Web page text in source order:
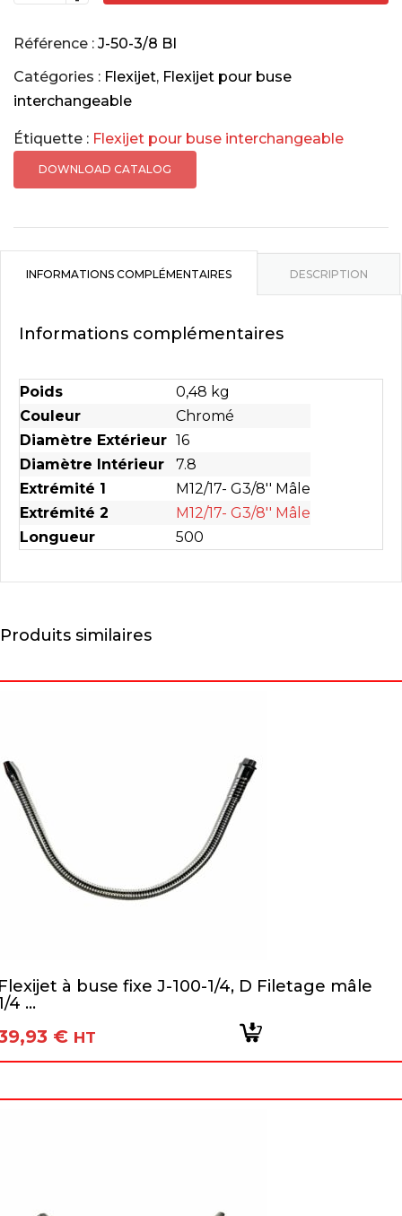
Flexijet
pour
buse
J-
3/8
Chromé,
500
mm
Référence : J-50-3/8 BI
Catégories : Flexijet, Flexijet pour buse
interchangeable
Étiquette : Flexijet pour buse interchangeable
DOWNLOAD CATALOG
INFORMATIONS COMPLÉMENTAIRES DESCRIPTION
Informations complémentaires
Poids
0,48 kg
Couleur
Chromé
Diamètre Extérieur 16
Diamètre Intérieur
7.8
Extrémité 1
M12/17- G3/8'' Mâle
Extrémité 2
M12/17- G3/8'' Mâle
Longueur
500
Produits similaires
à buse fixe J-100-1/4, D Filetage mâle
4 ...
€ HT